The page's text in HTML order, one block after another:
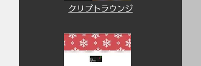
​クリプトラウンジ